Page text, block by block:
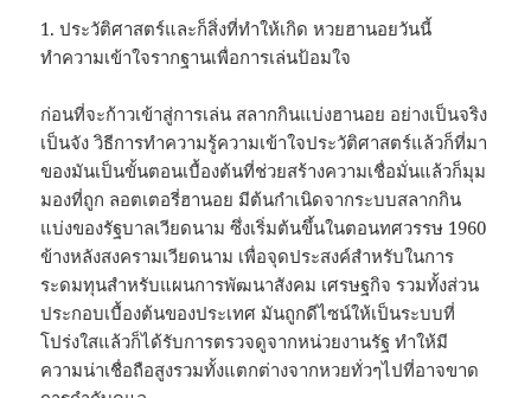
1. ประวัติศาสตร์และก็สิ่งที่ทำให้เกิด หวยฮานอยวันนี้
ทำความเข้าใจรากฐานเพื่อการเล่นป้อมใจ
ก่อนที่จะก้าวเข้าสู่การเล่น สลากกินแบ่งฮานอย อย่างเป็นจริง
เป็นจัง วิธีการทำความรู้ความเข้าใจประวัติศาสตร์แล้วก็ที่มา
ของมันเป็นขั้นตอนเบื้องต้นที่ช่วยสร้างความเชื่อมั่นแล้วก็มุม
มองที่ถูก ลอตเตอรี่ฮานอย มีต้นกำเนิดจากระบบสลากกิน
แบ่งของรัฐบาลเวียดนาม ซึ่งเริ่มต้นขึ้นในตอนทศวรรษ 1960
ข้างหลังสงครามเวียดนาม เพื่อจุดประสงค์สำหรับในการ
ระดมทุนสำหรับแผนการพัฒนาสังคม เศรษฐกิจ รวมทั้งส่วน
ประกอบเบื้องต้นของประเทศ มันถูกดีไซน์ให้เป็นระบบที่
โปร่งใสแล้วก็ได้รับการตรวจดูจากหน่วยงานรัฐ ทำให้มี
ความน่าเชื่อถือสูงรวมทั้งแตกต่างจากหวยทั่วๆไปที่อาจขาด